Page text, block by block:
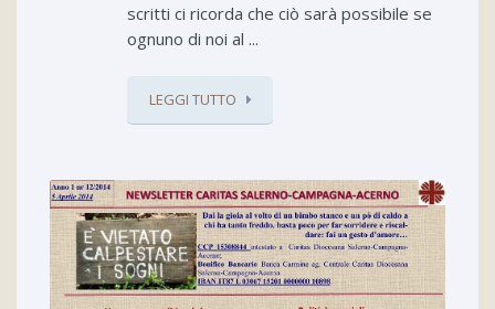
scritti ci ricorda che ciò sarà possibile se
ognuno di noi al ...
LEGGI TUTTO